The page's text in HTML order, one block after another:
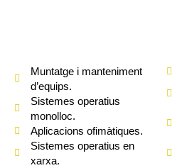
Muntatge i manteniment
d’equips.
Sistemes operatius
monolloc.
Aplicacions ofimàtiques.
Sistemes operatius en
xarxa.